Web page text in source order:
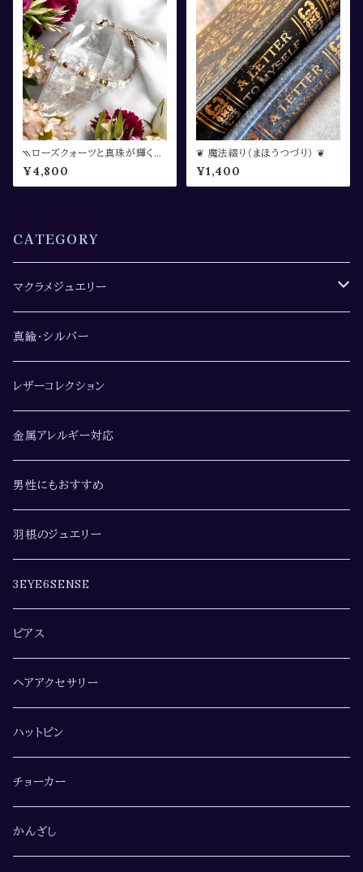
⳹ローズクォーツと真珠が輝くブ
レスレット⳼
¥4,800
❦ 魔法綴り（まほうつづり） ❦
¥1,400
CATEGORY
マクラメジュエリー
ペンダント・ネックレス
真鍮・シルバー
レザーコレクション
金属アレルギー対応
男性にもおすすめ
羽根のジュエリー
3EYE6SENSE
ピアス
ヘアアクセサリー
ハットピン
チョーカー
かんざし